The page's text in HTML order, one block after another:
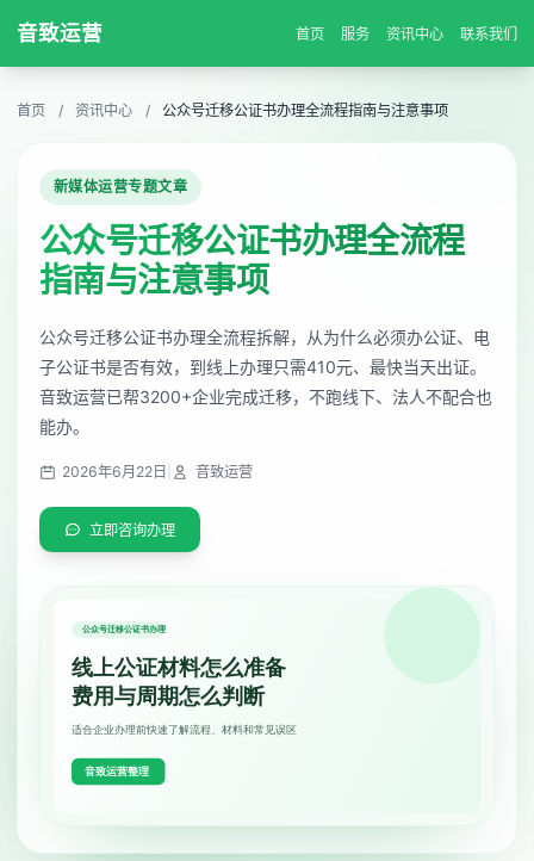
音致运营 首页 服务 资讯中心 联系我们
首页 / 资讯中心 / 公众号迁移公证书办理全流程指南与注意事项
新媒体运营专题文章
公众号迁移公证书办理全流程
指南与注意事项
公众号迁移公证书办理全流程拆解，从为什么必须办公证、电
子公证书是否有效，到线上办理只需410元、最快当天出证。
音致运营已帮3200+企业完成迁移，不跑线下、法人不配合也
能办。
2026年6月22日 音致运营
立即咨询办理